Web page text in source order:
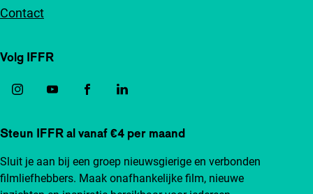
Contact
Volg IFFR
Steun IFFR al vanaf €4 per maand
Sluit je aan bij een groep nieuwsgierige en verbonden
filmliefhebbers. Maak onafhankelijke film, nieuwe